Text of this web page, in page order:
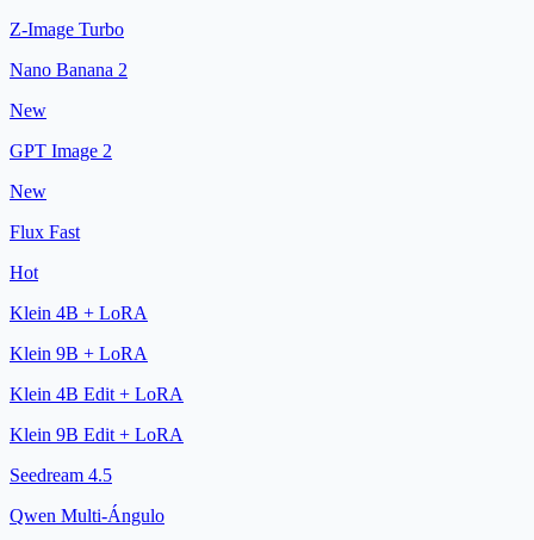
Z-Image Turbo
Nano Banana 2
New
GPT Image 2
New
Flux Fast
Hot
Klein 4B + LoRA
Klein 9B + LoRA
Klein 4B Edit + LoRA
Klein 9B Edit + LoRA
Seedream 4.5
Qwen Multi-Ángulo